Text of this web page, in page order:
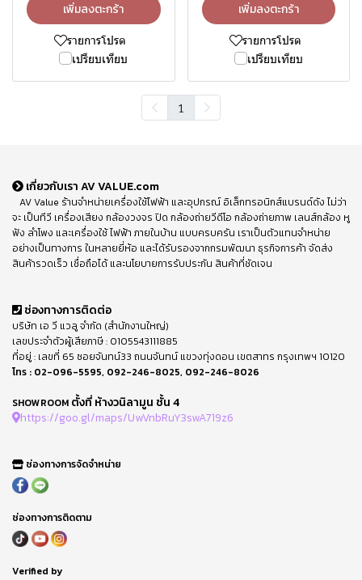
เพิ่มลงตะกร้า
รายการโปรด
เปรียบเทียบ
เพิ่มลงตะกร้า
รายการโปรด
เปรียบเทียบ
1
เกี่ยวกับเรา AV VALUE.com
AV Value ร้านจำหน่ายเครื่องใช้ไฟฟ้า และอุปกรณ์ อิเล็กทรอนิกส์แบรนด์ดัง ไม่ว่า
จะ เป็นทีวี เครื่องเสียง กล้องวงจร ปิด กล้องถ่ายวีดีโอ กล้องถ่ายภาพ เลนส์กล้อง หู
ฟัง ลำโพง และเครื่องใช้ ไฟฟ้า ภายในบ้าน แบบครบครัน เราเป็นตัวแทนจำหน่าย
อย่างเป็นทางการ ในหลายยี่ห้อ และได้รับรองจากกรมพัฒนา ธุรกิจการค้า จัดส่ง
สินค้ารวดเร็ว เชื่อถือได้ และนโยบายการรับประกัน สินค้าที่ชัดเจน
ช่องทางการติดต่อ
บริษัท เอ วี แวลู จำกัด (สำนักงานใหญ่)
เลขประจำตัวผู้เสียภาษี : 0105543111885
ที่อยู่ : เลขที่ 65 ซอยจันทน์33 ถนนจันทน์ แขวงทุ่งดอน เขตสาทร กรุงเทพฯ 10120
โทร : 02-096-5595, 092-246-8025, 092-246-8026
SHOWROOM ตั้งที่ ห้างวนิลามูน ชั้น 4
https://goo.gl/maps/UwVnbRuY3swA719z6
ช่องทางการจัดจำหน่าย
ช่องทางการติดตาม
Verified by